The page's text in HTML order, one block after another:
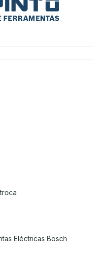
Eléctricas Bosch